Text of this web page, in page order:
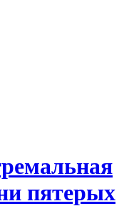
пятерых